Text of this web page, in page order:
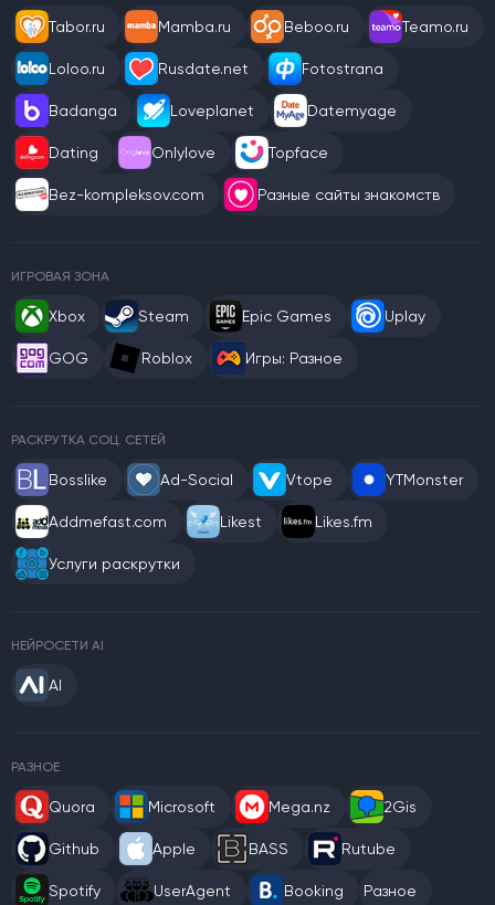
Tabor.ru Mamba.ru Beboo.ru Teamo.ru
Loloo.ru Rusdate.net Fotostrana
Badanga Loveplanet Datemyage
Dating Onlylove Topface
Bez-kompleksov.com Разные сайты знакомств
ИГРОВАЯ ЗОНА
Xbox Steam Epic Games Uplay
GOG Roblox Игры: Разное
РАСКРУТКА СОЦ. СЕТЕЙ
Bosslike Ad-Social Vtope YTMonster
Addmefast.com Likest Likes.fm
Услуги раскрутки
НЕЙРОСЕТИ AI
AI
РАЗНОЕ
Quora Microsoft Mega.nz 2Gis
Github Apple BASS Rutube
Spotify UserAgent Booking Разное